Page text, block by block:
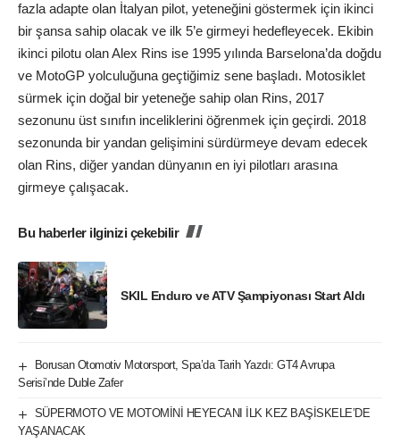
fazla adapte olan İtalyan pilot, yeteneğini göstermek için ikinci
bir şansa sahip olacak ve ilk 5’e girmeyi hedefleyecek. Ekibin
ikinci pilotu olan Alex Rins ise 1995 yılında Barselona’da doğdu
ve MotoGP yolculuğuna geçtiğimiz sene başladı. Motosiklet
sürmek için doğal bir yeteneğe sahip olan Rins, 2017
sezonunu üst sınıfın inceliklerini öğrenmek için geçirdi. 2018
sezonunda bir yandan gelişimini sürdürmeye devam edecek
olan Rins, diğer yandan dünyanın en iyi pilotları arasına
girmeye çalışacak.
Bu haberler ilginizi çekebilir
SKIL Enduro ve ATV Şampiyonası Start Aldı
Borusan Otomotiv Motorsport, Spa’da Tarih Yazdı: GT4 Avrupa
Serisi’nde Duble Zafer
SÜPERMOTO VE MOTOMİNİ HEYECANI İLK KEZ BAŞİSKELE’DE
YAŞANACAK